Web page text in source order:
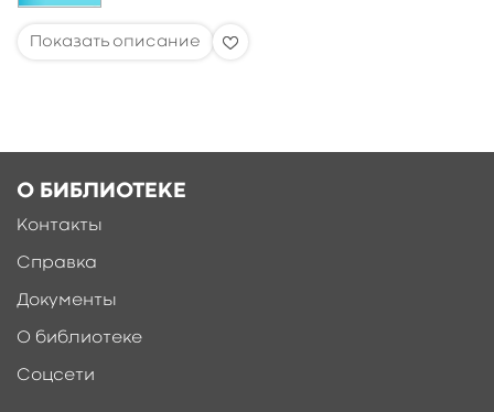
О БИБЛИОТЕКЕ
Контакты
Справка
Документы
О библиотеке
Соцсети